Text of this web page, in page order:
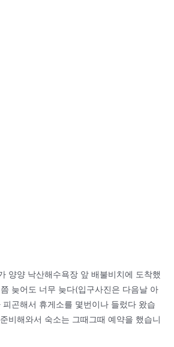
양양 낙산해수욕장 앞 배불비치에 도착했
늦어도 너무 늦다(입구사진은 다음날 아
곤해서 휴게소를 몇번이나 들렀다 왔습
비해와서 숙소는 그때그때 예약을 했습니